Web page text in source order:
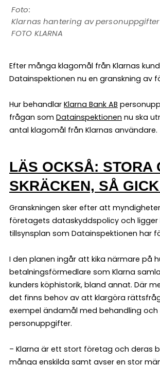
Klarnas hantering av
FOTO KLARNA
Efter många klagomål från Klarnas
Datainspektionen nu en granskning av
Hur behandlar Klarna Bank AB
frågan som Datainspektionen nu ska
antal klagomål från Klarnas användare.
LÄS OCKSÅ: STORA
SKRÄCKEN, SÅ
Granskningen sker efter att
företagets dataskyddspolicy och ligger
tillsynsplan som Datainspektionen har
I den planen ingår att kika närmare på
betalningsförmedlare som Klarna
kunders köphistorik, bland annat. Där
det finns behov av att klargöra
exempel ändamål med behandling och
personuppgifter.
– Klarna är ett stort företag och deras
många enskilda samt avser en stor